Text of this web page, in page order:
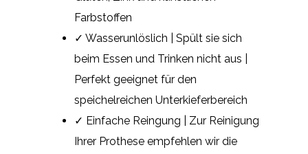
Farbstoffen
✓ Wasserunlöslich | Spült sie sich
beim Essen und Trinken nicht aus |
Perfekt geeignet für den
speichelreichen Unterkieferbereich
✓ Einfache Reingung | Zur Reinigung
Ihrer Prothese empfehlen wir die